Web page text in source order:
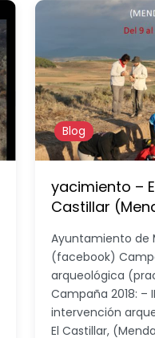
Blog
yacimiento –
Castillar
Ayuntamiento de
(facebook)
arqueológica
Campaña 2018: –
intervención
El Castillar,